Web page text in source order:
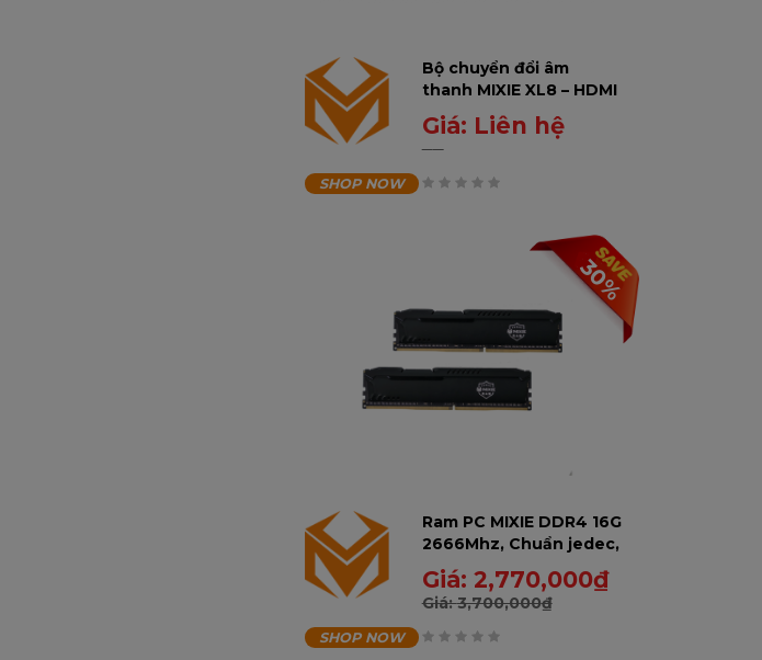
Bộ chuyển đổi âm
thanh MIXIE XL8 – HDMI
ARC / Optical / Coaxial
sang AV – 3.5mm, hỗ trợ
Bluetooth & USB
Giá: Liên hệ
0₫
SHOP NOW
30%
Ram PC MIXIE DDR4 16G
2666Mhz, Chuẩn jedec,
AMD & Intel Có tản,
màu đen, Bảo hành 60
tháng - 16GD2666RA-U
Giá: 2,770,000₫
Giá:3,700,000₫
SHOP NOW